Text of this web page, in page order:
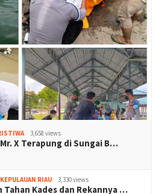
3,658 views
X Terapung di Sungai B…
KEPULAUAN RIAU 3,330 views
Tahan Kades dan Rekannya …